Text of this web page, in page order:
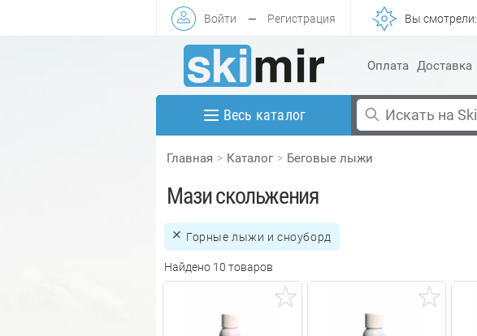
Войти — Регистрация Вы смотрели:
Оплата Доставка
Весь каталог
Главная Каталог Беговые лыжи
Мази скольжения
Горные лыжи и сноуборд
Найдено 10 товаров